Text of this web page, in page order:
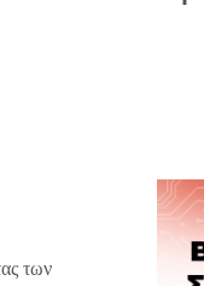
των